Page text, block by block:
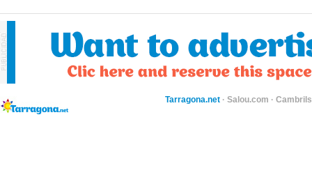
Tarragona.net · Salou.com ·